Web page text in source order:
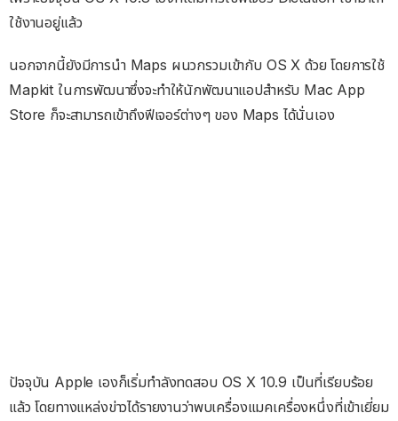
ใช้งานอยู่แล้ว
นอกจากนี้ยังมีการนำ Maps ผนวกรวมเข้ากับ OS X ด้วย โดยการใช้
Mapkit ในการพัฒนาซึ่งจะทำให้นักพัฒนาแอปสำหรับ Mac App
Store ก็จะสามารถเข้าถึงฟีเจอร์ต่างๆ ของ Maps ได้นั่นเอง
ปัจจุบัน Apple เองก็เริ่มทำลังทดสอบ OS X 10.9 เป็นที่เรียบร้อย
แล้ว โดยทางแหล่งข่าวได้รายงานว่าพบเครื่องแมคเครื่องหนึ่งที่เข้าเยี่ยม